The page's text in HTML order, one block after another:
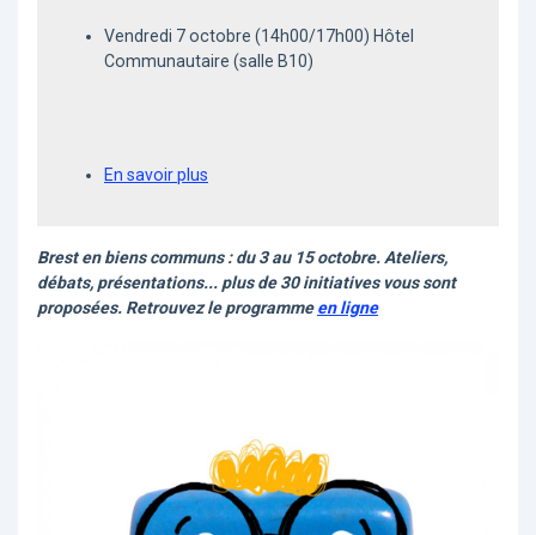
Vendredi 7 octobre (14h00/17h00) Hôtel
Communautaire (salle B10)
En savoir plus
Brest en biens communs : du 3 au 15 octobre. Ateliers,
débats, présentations... plus de 30 initiatives vous sont
proposées. Retrouvez le programmeen ligne